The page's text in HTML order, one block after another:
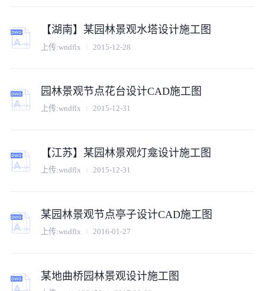
【湖南】某园林景观水塔设计施工图
上传:wndflx 2015-12-28
园林景观节点花台设计CAD施工图
上传:wndflx 2015-12-31
【江苏】某园林景观灯龛设计施工图
上传:wndflx 2015-12-31
某园林景观节点亭子设计CAD施工图
上传:wndflx 2016-01-27
某地曲桥园林景观设计施工图